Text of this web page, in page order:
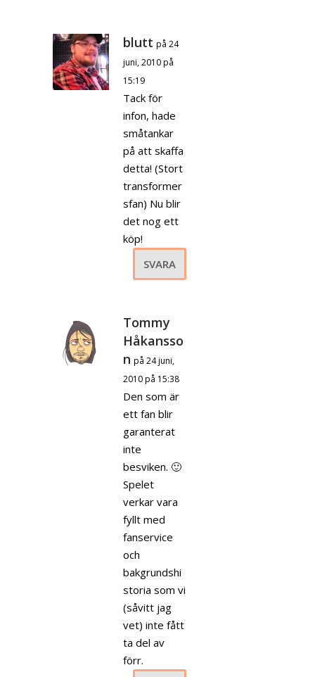
blutt på 24
juni, 2010 på
15:19
Tack för
infon, hade
småtankar
på att skaffa
detta! (Stort
transformer
sfan) Nu blir
det nog ett
köp!
SVARA
Tommy
Håkansso
n på 24 juni,
2010 på 15:38
Den som är
ett fan blir
garanterat
inte
besviken. 🙂
Spelet
verkar vara
fyllt med
fanservice
och
bakgrundshi
storia som vi
(såvitt jag
vet) inte fått
ta del av
förr.